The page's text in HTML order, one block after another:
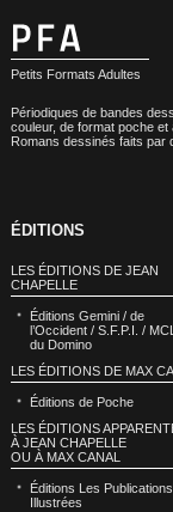
Petits Formats Adultes
Périodiques de bandes
couleur, de format poche et
Romans dessinés faits par
ÉDITIONS
LES ÉDITIONS DE JEAN
CHAPELLE
Éditions Gemini / de
l’Occident / S.F.P.I. /
du Domino
LES ÉDITIONS DE MAX
Éditions de Poche
LES ÉDITIONS
À JEAN CHAPELLE
OU À MAX CANAL
Éditions Les Publications
Illustrées